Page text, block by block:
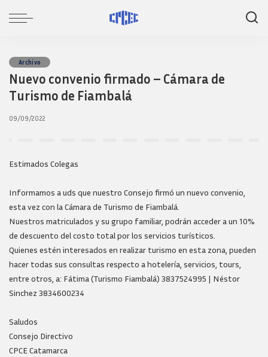
Archivo
Nuevo convenio firmado – Cámara de
Turismo de Fiambalá
09/09/2022
Estimados Colegas
Informamos a uds que nuestro Consejo firmó un nuevo convenio,
esta vez con la Cámara de Turismo de Fiambalá.
Nuestros matriculados y su grupo familiar, podrán acceder a un 10%
de descuento del costo total por los servicios turísticos.
Quienes estén interesados en realizar turismo en esta zona, pueden
hacer todas sus consultas respecto a hotelería, servicios, tours,
entre otros, a: Fátima (Turismo Fiambalá) 3837524995 | Néstor
Sinchez 3834600234
Saludos
Consejo Directivo
CPCE Catamarca